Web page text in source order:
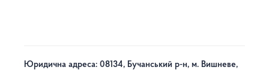
Юридична адреса: 08134, Бучанський р-н, м. Вишневе,